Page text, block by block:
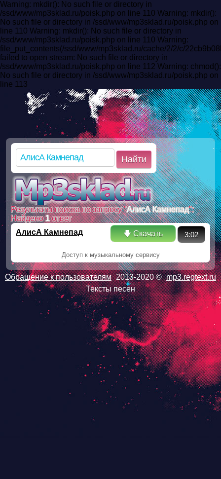
Warning: mkdir(): No such file or directory in
/ssd/www/mp3sklad.ru/poisk.php on line 110 Warning: mkdir():
No such file or directory in /ssd/www/mp3sklad.ru/poisk.php on
line 110 Warning: mkdir(): No such file or directory in
/ssd/www/mp3sklad.ru/poisk.php on line 110 Warning:
file_put_contents(/ssd/www/mp3sklad.ru/cache/2/2/c/
failed to open stream: No such file or directory in
/ssd/www/mp3sklad.ru/poisk.php on line 112 Warning: chmod():
No such file or directory in /ssd/www/mp3sklad.ru/poisk.php on
line 113
Найти
Результаты поиска по запросу "АлисА Камнепад":
Найдено1ответ
АлисА Камнепад
🡇 Скачать 3:02
Доступ к музыкальному сервису
Обращение к пользователям 2013-2020 © mp3.regtext.ru
Тексты песен